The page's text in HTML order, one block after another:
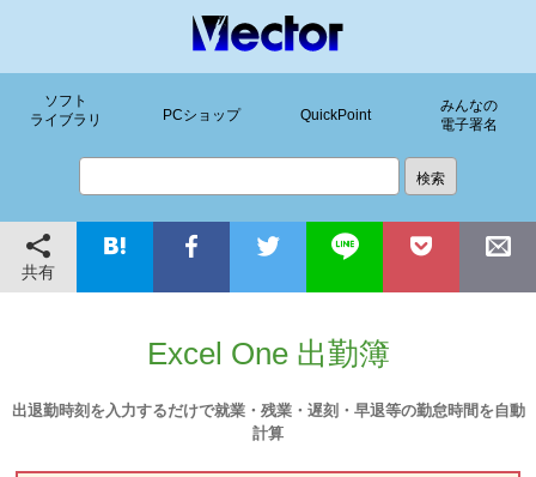
ソフト
ライブラリ
PCショップ QuickPoint
みんなの
電子署名
共有
Excel One 出勤簿
出退勤時刻を入力するだけで就業・残業・遅刻・早退等の勤怠時間を自動
計算